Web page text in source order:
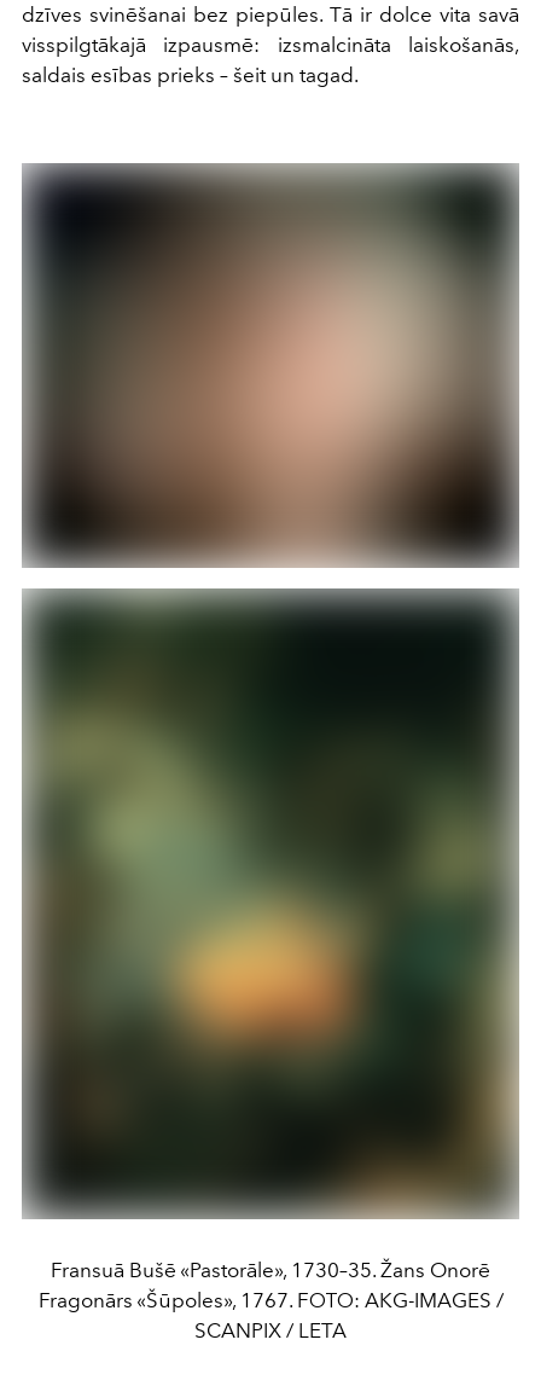
dzīves svinēšanai bez piepūles. Tā ir dolce vita savā
visspilgtākajā izpausmē: izsmalcināta laiskošanās,
saldais esības prieks – šeit un tagad.
Fransuā Bušē «Pastorāle», 1730–35. Žans Onorē
Fragonārs «Šūpoles», 1767. FОТО: AKG-IMAGES /
SCANPIX / LETA